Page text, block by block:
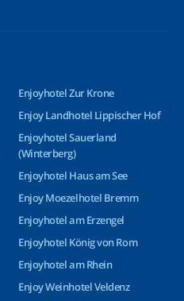
Enjoyhotel Zur Krone
Enjoy Landhotel Lippischer Hof
Enjoyhotel Sauerland
(Winterberg)
Enjoyhotel Haus am See
Enjoy Moezelhotel Bremm
Enjoyhotel am Erzengel
Enjoyhotel König von Rom
Enjoyhotel am Rhein
Enjoy Weinhotel Veldenz